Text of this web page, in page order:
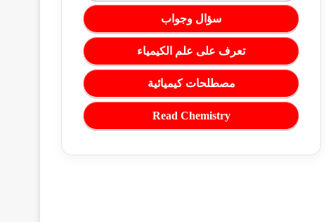
سؤال وجواب
تعرف على علم الكيمياء
مصطلحات كيميائية
Read Chemistry